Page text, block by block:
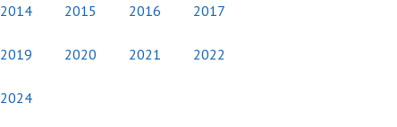
2014 2015 2016 2017
2019 2020 2021 2022
2024